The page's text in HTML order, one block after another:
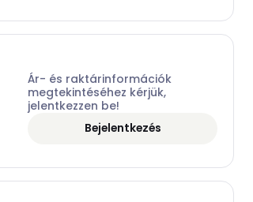
Ár- és raktárinformációk
megtekintéséhez kérjük,
jelentkezzen be!
Bejelentkezés